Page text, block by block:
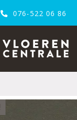
076-522 06 86